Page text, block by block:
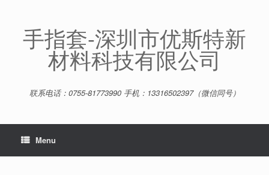
content手指套-深圳市优斯特新
材料科技有限公司
联系电话：0755-81773990 手机：13316502397（微信同号）
Menu